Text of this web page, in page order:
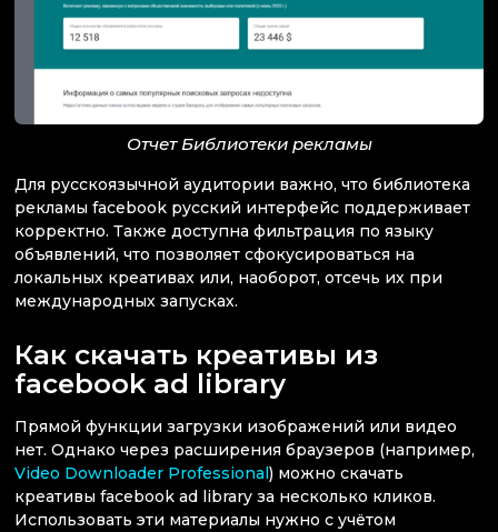
Отчет Библиотеки рекламы
Для русскоязычной аудитории важно, что библиотека
рекламы facebook русский интерфейс поддерживает
корректно. Также доступна фильтрация по языку
объявлений, что позволяет сфокусироваться на
локальных креативах или, наоборот, отсечь их при
международных запусках.
Как скачать креативы из
facebook ad library
Прямой функции загрузки изображений или видео
нет. Однако через расширения браузеров (например,
Video Downloader Professional ) можно скачать
креативы facebook ad library за несколько кликов.
Использовать эти материалы нужно с учётом